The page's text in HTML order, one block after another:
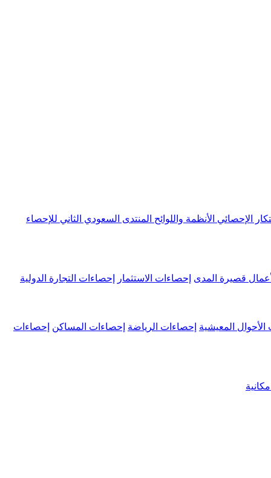
الإحصائي الأنظمة واللوائح المنتدى السعودي الثاني للإحصاء
قصيرة المدى إحصاءات الاستثمار إحصاءات التجارة الدولية
الأحوال المعيشية إحصاءات الرياضة إحصاءات المساكن إحصاءات